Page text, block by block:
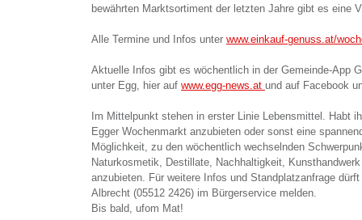
bewährten Marktsortiment der letzten Jahre gibt es eine
Alle Termine und Infos unter www.einkauf-genuss.at/
Aktuelle Infos gibt es wöchentlich in der Gemeinde-App
unter Egg, hier auf www.egg-news.at und auf Facebook
Im Mittelpunkt stehen in erster Linie Lebensmittel. Habt
Egger Wochenmarkt anzubieten oder sonst eine
Möglichkeit, zu den wöchentlich wechselnden
Naturkosmetik, Destillate, Nachhaltigkeit,
anzubieten. Für weitere Infos und Standplatzanfrage
Albrecht (05512 2426) im Bürgerservice melden.
Bis bald, ufom Mat!